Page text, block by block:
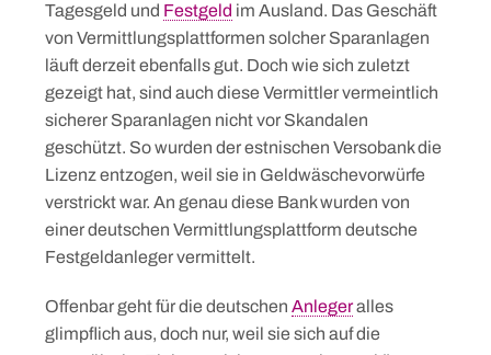
Tagesgeld und Festgeld im Ausland. Das Geschäft
von Vermittlungsplattformen solcher Sparanlagen
läuft derzeit ebenfalls gut. Doch wie sich zuletzt
gezeigt hat, sind auch diese Vermittler vermeintlich
sicherer Sparanlagen nicht vor Skandalen
geschützt. So wurden der estnischen Versobank die
Lizenz entzogen, weil sie in Geldwäschevorwürfe
verstrickt war. An genau diese Bank wurden von
einer deutschen Vermittlungsplattform deutsche
Festgeldanleger vermittelt.
Offenbar geht für die deutschen Anlegeralles
glimpflich aus, doch nur, weil sie sich auf die